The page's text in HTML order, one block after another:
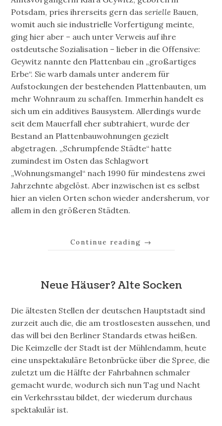
Potsdam, pries ihrerseits gern dasserielle Bauen,
womit auch sie industrielle Vorfertigung meinte,
ging hier aber – auch unter Verweis auf ihre
ostdeutsche Sozialisation – lieber in die Offensive:
Geywitz nannte den Plattenbau ein „großartiges
Erbe“. Sie warb damals unter anderem für
Aufstockungen der bestehenden Plattenbauten, um
mehr Wohnraum zu schaffen. Immerhin handelt es
sich um ein additives Bausystem. Allerdings wurde
seit dem Mauerfall eher subtrahiert, wurde der
Bestand an Plattenbauwohnungen gezielt
abgetragen. „Schrumpfende Städte“ hatte
zumindest im Osten das Schlagwort
„Wohnungsmangel“ nach 1990 für mindestens zwei
Jahrzehnte abgelöst. Aber inzwischen ist es selbst
hier an vielen Orten schon wieder andersherum, vor
allem in den größeren Städten.
Continue reading →
Neue Häuser? Alte Socken
Die ältesten Stellen der deutschen Hauptstadt sind
zurzeit auch die, die am trostlosesten aussehen, und
das will bei den Berliner Standards etwas heißen.
Die Keimzelle der Stadt ist der Mühlendamm, heute
eine unspektakuläre Betonbrücke über die Spree, die
zuletzt um die Hälfte der Fahrbahnen schmaler
gemacht wurde, wodurch sich nun Tag und Nacht
ein Verkehrsstau bildet, der wiederum durchaus
spektakulär ist.